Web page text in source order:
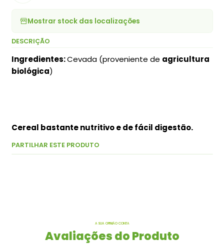
Mostrar stock das localizações
DESCRIÇÃO
Ingredientes:Cevada (proveniente de agricultura
biológica)
Cereal bastante nutritivo e de fácil digestão.
PARTILHAR ESTE PRODUTO
A SUA OPINIÃO CONTA
Avaliações do Produto